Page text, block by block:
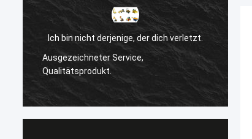
Ich bin nicht derjenige, der dich verletzt.
Ausgezeichneter Service,
Qualitätsprodukt.